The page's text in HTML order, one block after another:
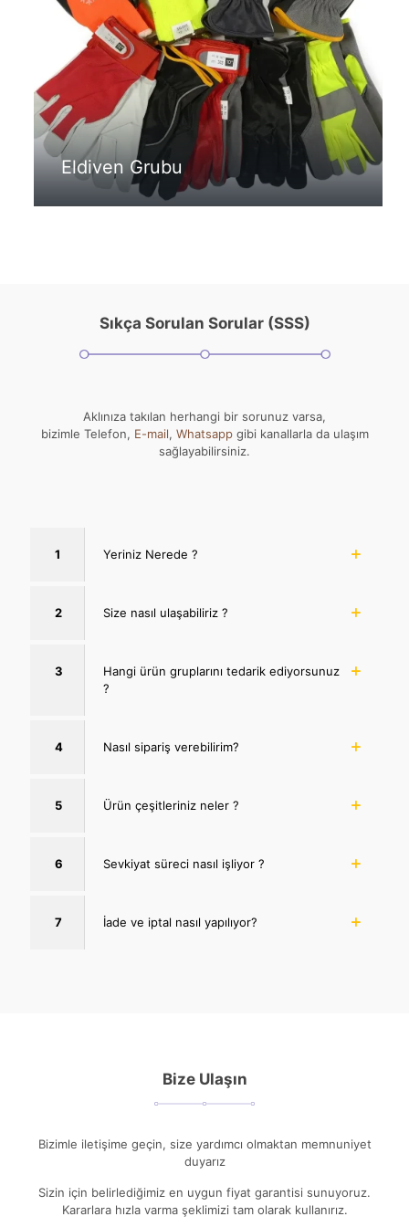
Eldiven Grubu
Sıkça Sorulan Sorular (SSS)
Aklınıza takılan herhangi bir sorunuz varsa,
bizimle Telefon, E-mail, Whatsapp gibi kanallarla da ulaşım
sağlayabilirsiniz.
1 Yeriniz Nerede ?
2 Size nasıl ulaşabiliriz ?
3
Hangi ürün gruplarını tedarik ediyorsunuz
?
4 Nasıl sipariş verebilirim?
5 Ürün çeşitleriniz neler ?
6 Sevkiyat süreci nasıl işliyor ?
7 İade ve iptal nasıl yapılıyor?
Bize Ulaşın
Bizimle iletişime geçin, size yardımcı olmaktan memnuniyet
duyarız
Sizin için belirlediğimiz en uygun fiyat garantisi sunuyoruz.
Kararlara hızla varma şeklimizi tam olarak kullanırız.